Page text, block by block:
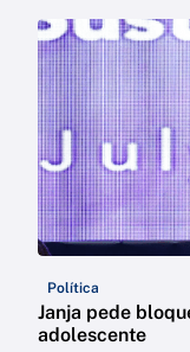
Política
Janja pede
adolescente